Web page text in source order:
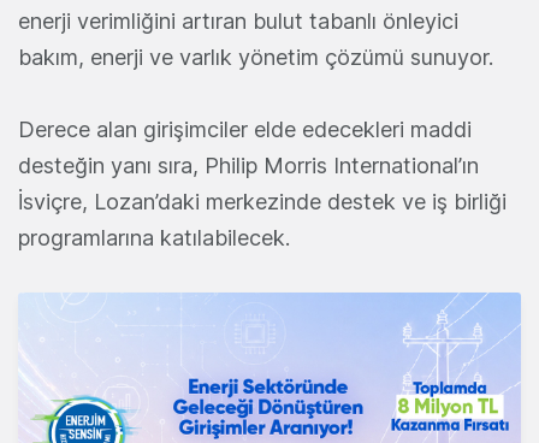
enerji verimliğini artıran bulut tabanlı önleyici
bakım, enerji ve varlık yönetim çözümü sunuyor.
Derece alan girişimciler elde edecekleri maddi
desteğin yanı sıra, Philip Morris International’ın
İsviçre, Lozan’daki merkezinde destek ve iş birliği
programlarına katılabilecek.